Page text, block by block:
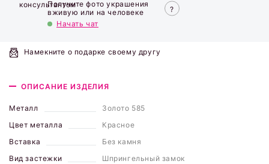
Получите фото украшения
вживую или на человеке
Начать чат
Намекните о подарке своему другу
ОПИСАНИЕ ИЗДЕЛИЯ
Металл
Золото 585
Цвет металла
Красное
Вставка
Без камня
Вид застежки
Шпрингельный замок